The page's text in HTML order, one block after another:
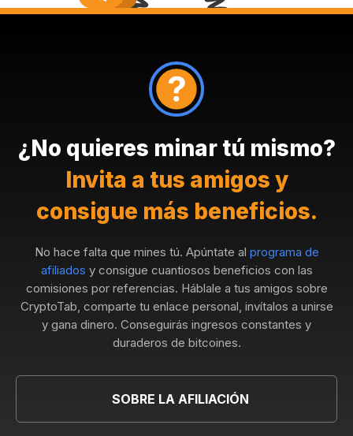
¿No quieres minar tú mismo?
Invita a tus amigos y
consigue más beneficios.
No hace falta que mines tú. Apúntate al programa de
afiliados y consigue cuantiosos beneficios con las
comisiones por referencias. Háblale a tus amigos sobre
CryptoTab, comparte tu enlace personal, invítalos a unirse
y gana dinero. Conseguirás ingresos constantes y
duraderos de bitcoines.
SOBRE LA AFILIACIÓN